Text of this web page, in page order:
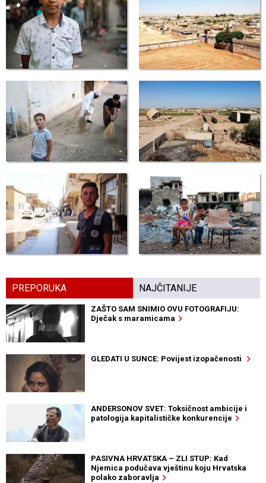
PREPORUKA NAJČITANIJE
ZAŠTO SAM SNIMIO OVU FOTOGRAFIJU:
Dječak s maramicama
GLEDATI U SUNCE: Povijest izopačenosti
ANDERSONOV SVET: Toksičnost ambicije i
patologija kapitalističke konkurencije
PASIVNA HRVATSKA – ZLI STUP: Kad
Njemica podučava vještinu koju Hrvatska
polako zaboravlja